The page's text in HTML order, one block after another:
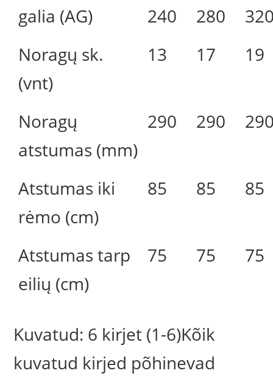
galia (AG) 240 280
Noragų sk.
(vnt)
13 17 19
Noragų
atstumas (mm)
290 290
Atstumas iki
rėmo (cm)
85 85 85
Atstumas tarp
eilių (cm)
75 75 75
Kuvatud: 6 kirjet (1-6)Kõik
kuvatud kirjed põhinevad